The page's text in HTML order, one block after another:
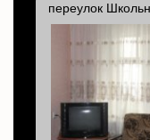
переулок